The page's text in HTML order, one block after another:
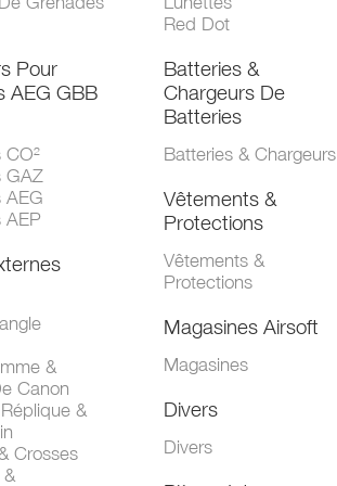
Pour
AEG GBB
CO²
GAZ
AEG
AEP
&
Canon
&
Crosses
&
Red Dot
Batteries &
Chargeurs De
Batteries
Batteries & Chargeurs
Vêtements &
Protections
Vêtements &
Protections
Magasines Airsoft
Magasines
Divers
Divers